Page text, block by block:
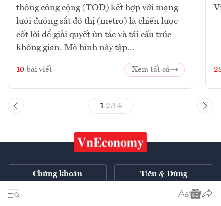
thông công cộng (TOD) kết hợp với mạng
lưới đường sắt đô thị (metro) là chiến lược
cốt lõi để giải quyết ùn tắc và tái cấu trúc
không gian. Mô hình này tập...
10 bài viết Xem tất cả
1 23 4
Chứng khoán Tiêu & Dùng